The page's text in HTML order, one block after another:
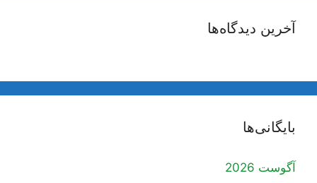
آخرین دیدگاه‌ها
بایگانی‌ها
آگوست 2026